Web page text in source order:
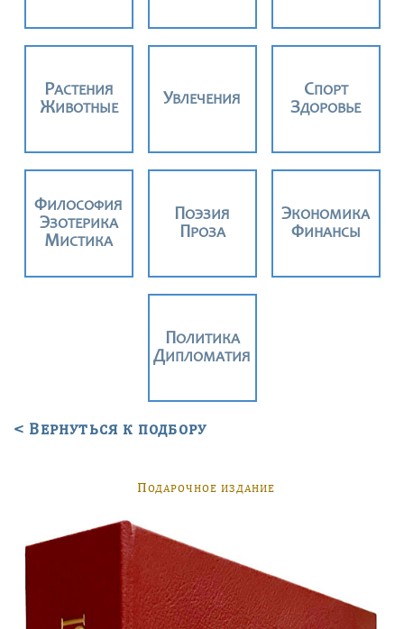
РАСТЕНИЯ
ЖИВОТНЫЕ
УВЛЕЧЕНИЯ
СПОРТ
ЗДОРОВЬЕ
ФИЛОСОФИЯ
ЭЗОТЕРИКА
МИСТИКА
ПОЭЗИЯ
ПРОЗА
ЭКОНОМИКА
ФИНАНСЫ
ПОЛИТИКА
ДИПЛОМАТИЯ
< Вернуться к подбору
ПОДАРОЧНОЕ ИЗДАНИЕ